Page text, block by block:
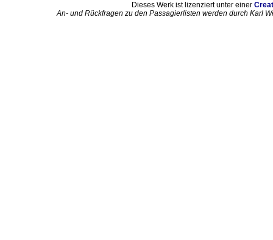
Dieses Werk ist lizenziert unter einer
An- und Rückfragen zu den Passagierlisten werden durch Karl